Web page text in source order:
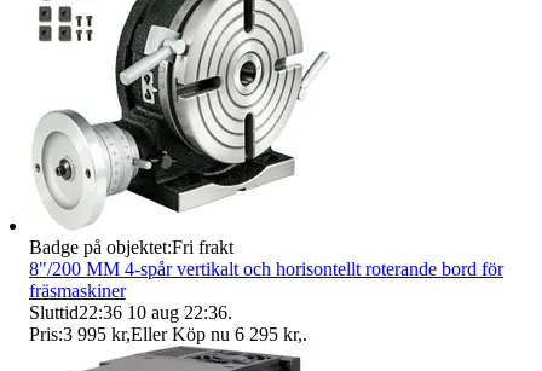
Badge på objektet:Fri frakt
8"/200 MM 4-spår vertikalt och horisontellt roterande bord för
fräsmaskiner
Sluttid22:36 10 aug 22:36.
Pris:3 995 kr,Eller Köp nu 6 295 kr,.